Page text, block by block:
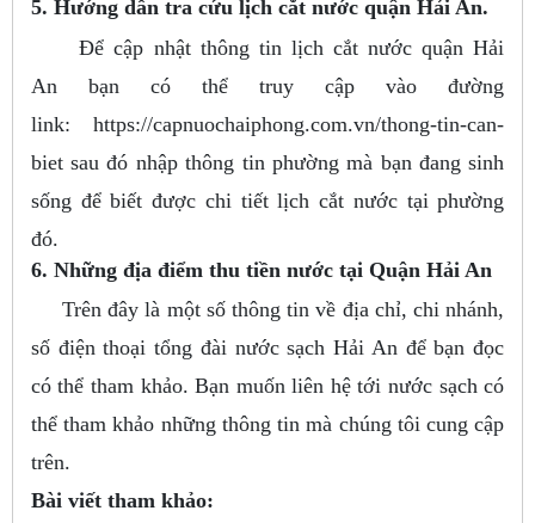
5. Hướng dẫn tra cứu lịch cắt nước quận Hải An.
Để cập nhật thông tin lịch cắt nước quận Hải
An bạn có thể truy cập vào đường
link: https://capnuochaiphong.com.vn/thong-tin-can-
biet sau đó nhập thông tin phường mà bạn đang sinh
sống để biết được chi tiết lịch cắt nước tại phường
đó.
6. Những địa điểm thu tiền nước tại Quận Hải An
Trên đây là một số thông tin về địa chỉ, chi nhánh,
số điện thoại tổng đài nước sạch Hải An để bạn đọc
có thể tham khảo. Bạn muốn liên hệ tới nước sạch có
thể tham khảo những thông tin mà chúng tôi cung cập
trên.
Bài viết tham khảo: